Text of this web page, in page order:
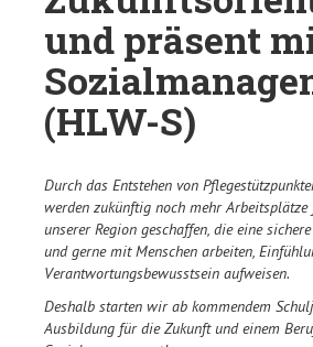
und präsent
(HLW-S)
Durch das Entstehen von
werden zukünftig noch mehr
unserer Region geschaffen, die eine
und gerne mit Menschen arbeiten,
Verantwortungsbewusstsein aufweisen.
Deshalb starten wir ab kommendem
Ausbildung für die Zukunft und einem